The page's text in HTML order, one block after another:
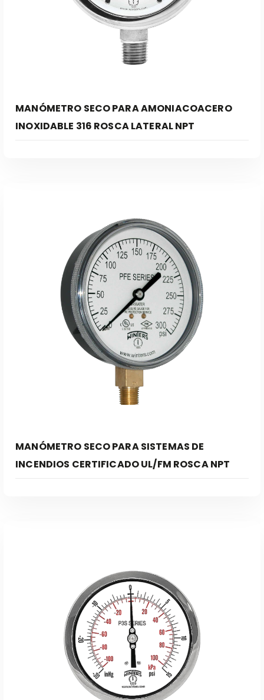
Leer Más
MANÓMETRO SECO PARA AMONIACOACERO
INOXIDABLE 316 ROSCA LATERAL NPT
Leer Más
MANÓMETRO SECO PARA SISTEMAS DE
INCENDIOS CERTIFICADO UL/FM ROSCA NPT